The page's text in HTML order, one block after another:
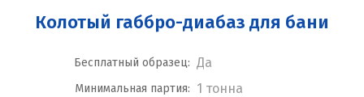
Колотый габбро-диабаз для бани
Бесплатный образец: Да
Минимальная партия: 1 тонна